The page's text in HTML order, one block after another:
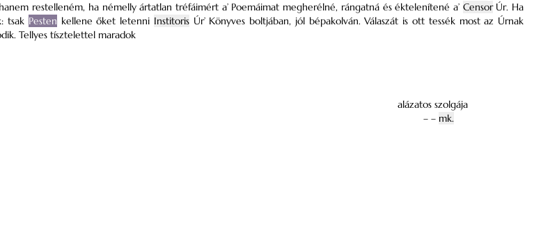
restelleném, ha némelly ártatlan tréfáimért a’ Poemáimat megherélné, rángatná és éktelenítené a’ CensorÚr. Ha
tsak Pesten kellene őket letenni InstitorisÚr’ Könyves boltjában, jól bépakolván. Válaszát is ott tessék most az Úrnak
Tellyes tísztelettel maradok
alázatos szolgája
– – mk.